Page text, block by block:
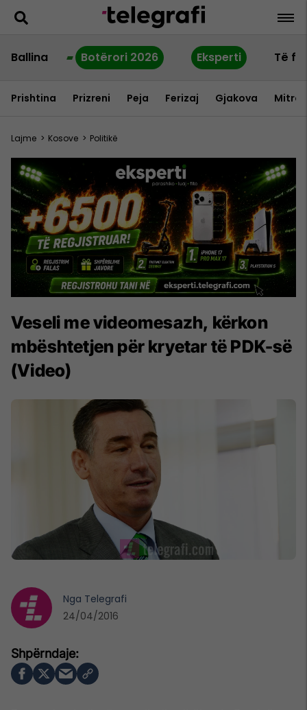
Ballina Botërori 2026 Eksperti Të
Prishtina Prizreni Peja Ferizaj Gjakova
Lajme > Kosove > Politikë
Veseli me videomesazh, kërkon
mbështetjen për kryetar të PDK-së
(Video)
Nga Telegrafi
24/04/2016